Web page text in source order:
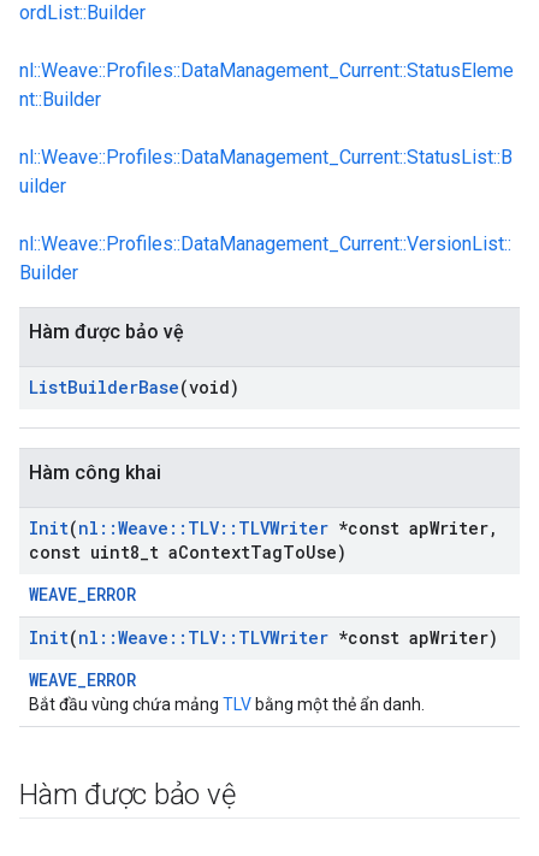
ordList::Builder
nl::Weave::Profiles::DataManagement_Current::StatusEleme
nt::Builder
nl::Weave::Profiles::DataManagement_Current::StatusList::B
uilder
nl::Weave::Profiles::DataManagement_Current::VersionList::
Builder
Hàm được bảo vệ
ListBuilderBase(void)
Hàm công khai
Init(nl ::Weave :: TLV:: TLVWriter *const apWriter,
const uint8 t aContextTagToUse)
WEAVE_ERROR
Init(nl ::Weave :: TLV:: TLVWriter *const apWriter)
WEAVE_ERROR
Bắt đầu vùng chứa mảng TLV bằng một thẻ ẩn danh.
Hàm được bảo vệ